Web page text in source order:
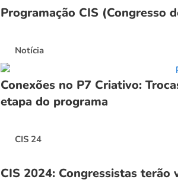
Programação CIS (Congresso
Notícia
Conexões no P7 Criativo:
etapa do programa
CIS 24
CIS 2024: Congressistas